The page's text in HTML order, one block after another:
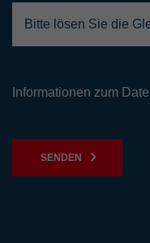
Informationen zum
SENDEN